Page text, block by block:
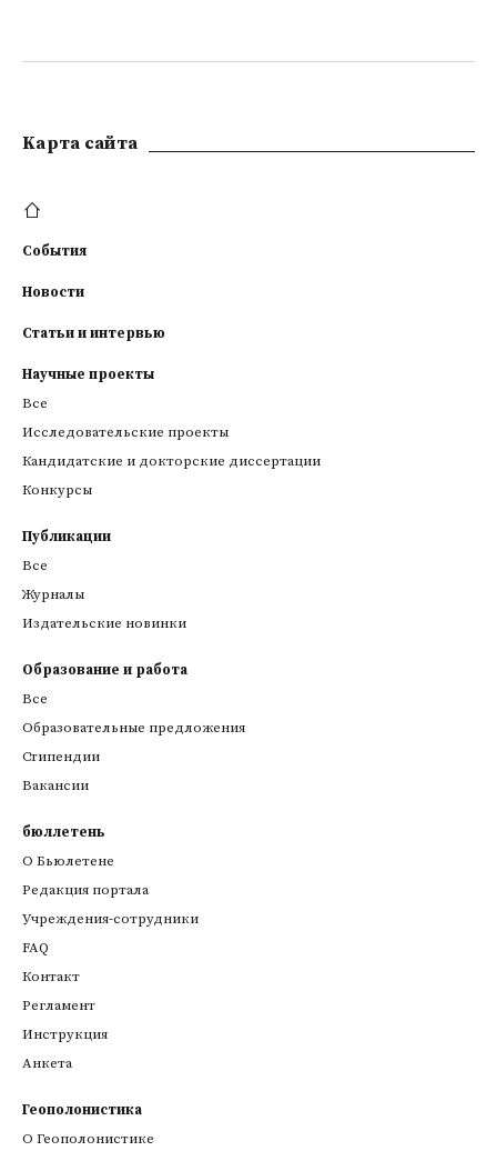
Kарта сайта
События
Новости
Статьи и интервью
Научные проекты
Все
Исследовательские проекты
Кандидатские и докторские диссертации
Конкурсы
Публикации
Все
Журналы
Издательские новинки
Образование и работа
Все
Образовательные предложения
Стипендии
Вакансии
бюллетень
О Бьюлетене
Редакция портала
Учреждения-сотрудники
FAQ
Контакт
Регламент
Инструкция
Анкета
Геополонистика
О Геополонистике